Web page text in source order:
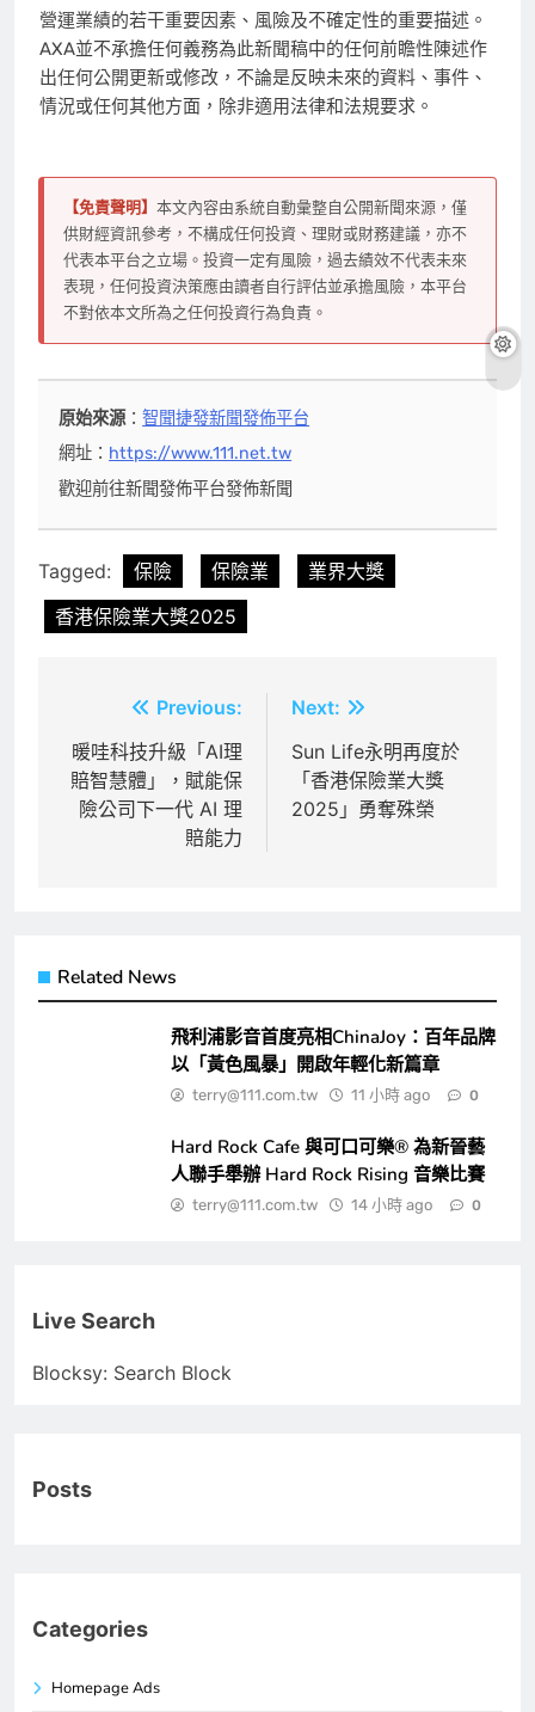
營運業績的若干重要因素、風險及不確定性的重要描述。
AXA並不承擔任何義務為此新聞稿中的任何前瞻性陳述作
出任何公開更新或修改，不論是反映未來的資料、事件、
情況或任何其他方面，除非適用法律和法規要求。
【免責聲明】 本文內容由系統自動彙整自公開新聞來源，僅
供財經資訊參考，不構成任何投資、理財或財務建議，亦不
代表本平台之立場。投資一定有風險，過去績效不代表未來
表現，任何投資決策應由讀者自行評估並承擔風險，本平台
不對依本文所為之任何投資行為負責。
原始來源：智聞捷發新聞發佈平台
網址： https://www.111.net.tw
歡迎前往新聞發佈平台發佈新聞
Tagged: 保險 保險業
業界大獎
香港保險業大獎2025
章
導
Previous:
暖哇科技升級「AI理
賠智慧體」，賦能保
險公司下一代 AI 理
賠能力
Next:
Sun Life永明再度於
「香港保險業大獎
2025」勇奪殊榮
Related News
飛利浦影音首度亮相ChinaJoy：百年品牌
以「黃色風暴」開啟年輕化新篇章
terry@111.com.tw 11 小時 ago 0
Hard Rock Cafe 與可口可樂® 為新晉藝
人聯手舉辦 Hard Rock Rising 音樂比賽
terry@111.com.tw 14 小時 ago 0
Live Search
Blocksy: Search Block
Posts
Categories
Homepage Ads